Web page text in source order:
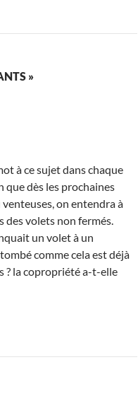
»
à ce sujet dans chaque
que dès les prochaines
on entendra à
des volets non fermés.
un volet à un
comme cela est déjà
? la copropriété a-t-elle